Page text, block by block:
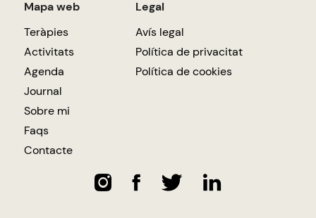
Mapa web
Teràpies
Activitats
Agenda
Journal
Sobre mi
Faqs
Contacte
Legal
Avís legal
Política de privacitat
Política de cookies